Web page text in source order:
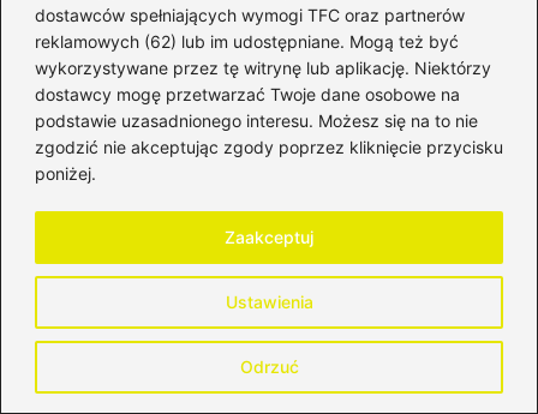
dostawców spełniających wymogi TFC oraz partnerów
reklamowych (62) lub im udostępniane. Mogą też być
wykorzystywane przez tę witrynę lub aplikację. Niektórzy
dostawcy mogę przetwarzać Twoje dane osobowe na
podstawie uzasadnionego interesu. Możesz się na to nie
zgodzić nie akceptując zgody poprzez kliknięcie przycisku
poniżej.
Ustawienia
Odrzuć
Zaakceptuj
Jaka spółka wprowadziła pierwsze akcje
na giełdę — zaskakująca historia, którą
musisz poznać